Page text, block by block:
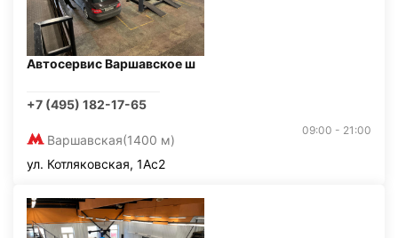
Автосервис Варшавское ш
+7 (495) 182-17-65
Варшавская(1400 м)
09:00 - 21:00
ул. Котляковская, 1Ас2